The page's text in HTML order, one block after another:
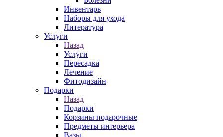
Инвентарь
Наборы для ухода
Литература
Услуги
Назад
Услуги
Пересадка
Лечение
Фитодизайн
Подарки
Назад
Подарки
Корзины подарочные
Предметы интерьера
Вазы